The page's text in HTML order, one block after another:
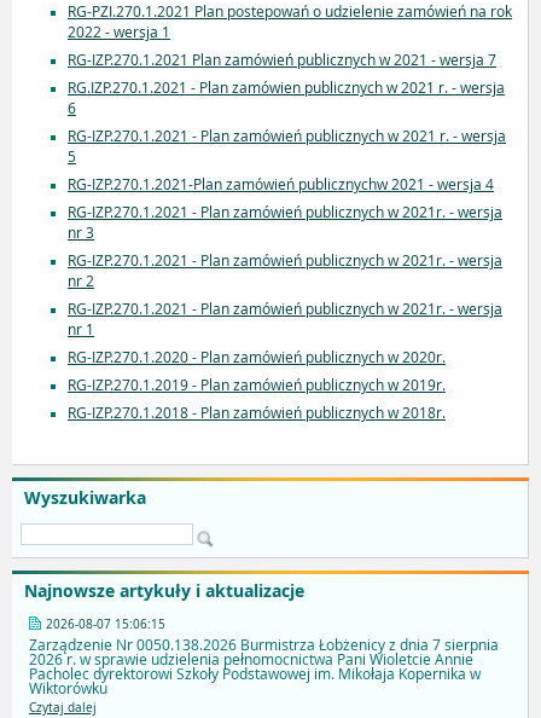
Wyszukiwarka
Najnowsze artykuły i aktualizacje
2026-08-07 15:06:15
Zarządzenie Nr 0050.138.2026 Burmistrza Łobżenicy z dnia 7 sierpnia
2026 r. w sprawie udzielenia pełnomocnictwa Pani Wioletcie Annie
Pacholec dyrektorowi Szkoły Podstawowej im. Mikołaja Kopernika w
Wiktorówku
Czytaj dalej
RG-PZI.270.1.2021 Plan postepowań o udzielenie zamówień na rok
2022 - wersja 1
RG-IZP.270.1.2021 Plan zamówień publicznych w 2021 - wersja 7
RG.IZP.270.1.2021 - Plan zamówien publicznych w 2021 r. - wersja
6
RG-IZP.270.1.2021 - Plan zamówień publicznych w 2021 r. - wersja
5
RG-IZP.270.1.2021-Plan zamówień publicznychw 2021 - wersja 4
RG-IZP.270.1.2021 - Plan zamówień publicznych w 2021r. - wersja
nr 3
RG-IZP.270.1.2021 - Plan zamówień publicznych w 2021r. - wersja
nr 2
RG-IZP.270.1.2021 - Plan zamówień publicznych w 2021r. - wersja
nr 1
RG-IZP.270.1.2020 - Plan zamówień publicznych w 2020r.
RG-IZP.270.1.2019 - Plan zamówień publicznych w 2019r.
RG-IZP.270.1.2018 - Plan zamówień publicznych w 2018r.